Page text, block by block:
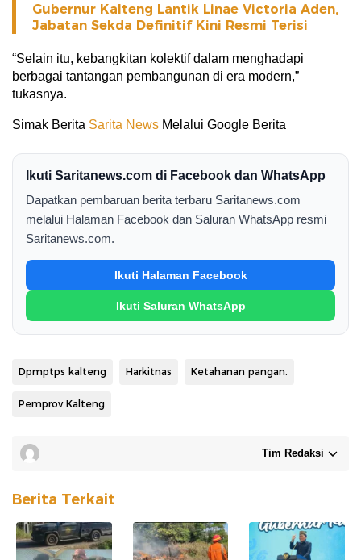
Gubernur Kalteng Lantik Linae Victoria Aden,
Jabatan Sekda Definitif Kini Resmi Terisi
“Selain itu, kebangkitan kolektif dalam menghadapi
berbagai tantangan pembangunan di era modern,”
tukasnya.
Simak Berita Sarita News Melalui Google Berita
Ikuti Saritanews.com di Facebook dan WhatsApp
Dapatkan pembaruan berita terbaru Saritanews.com
melalui Halaman Facebook dan Saluran WhatsApp resmi
Saritanews.com.
Ikuti Halaman Facebook
Ikuti Saluran WhatsApp
Dpmptps kalteng Harkitnas Ketahanan pangan.
Pemprov Kalteng
Tim Redaksi
Berita Terkait